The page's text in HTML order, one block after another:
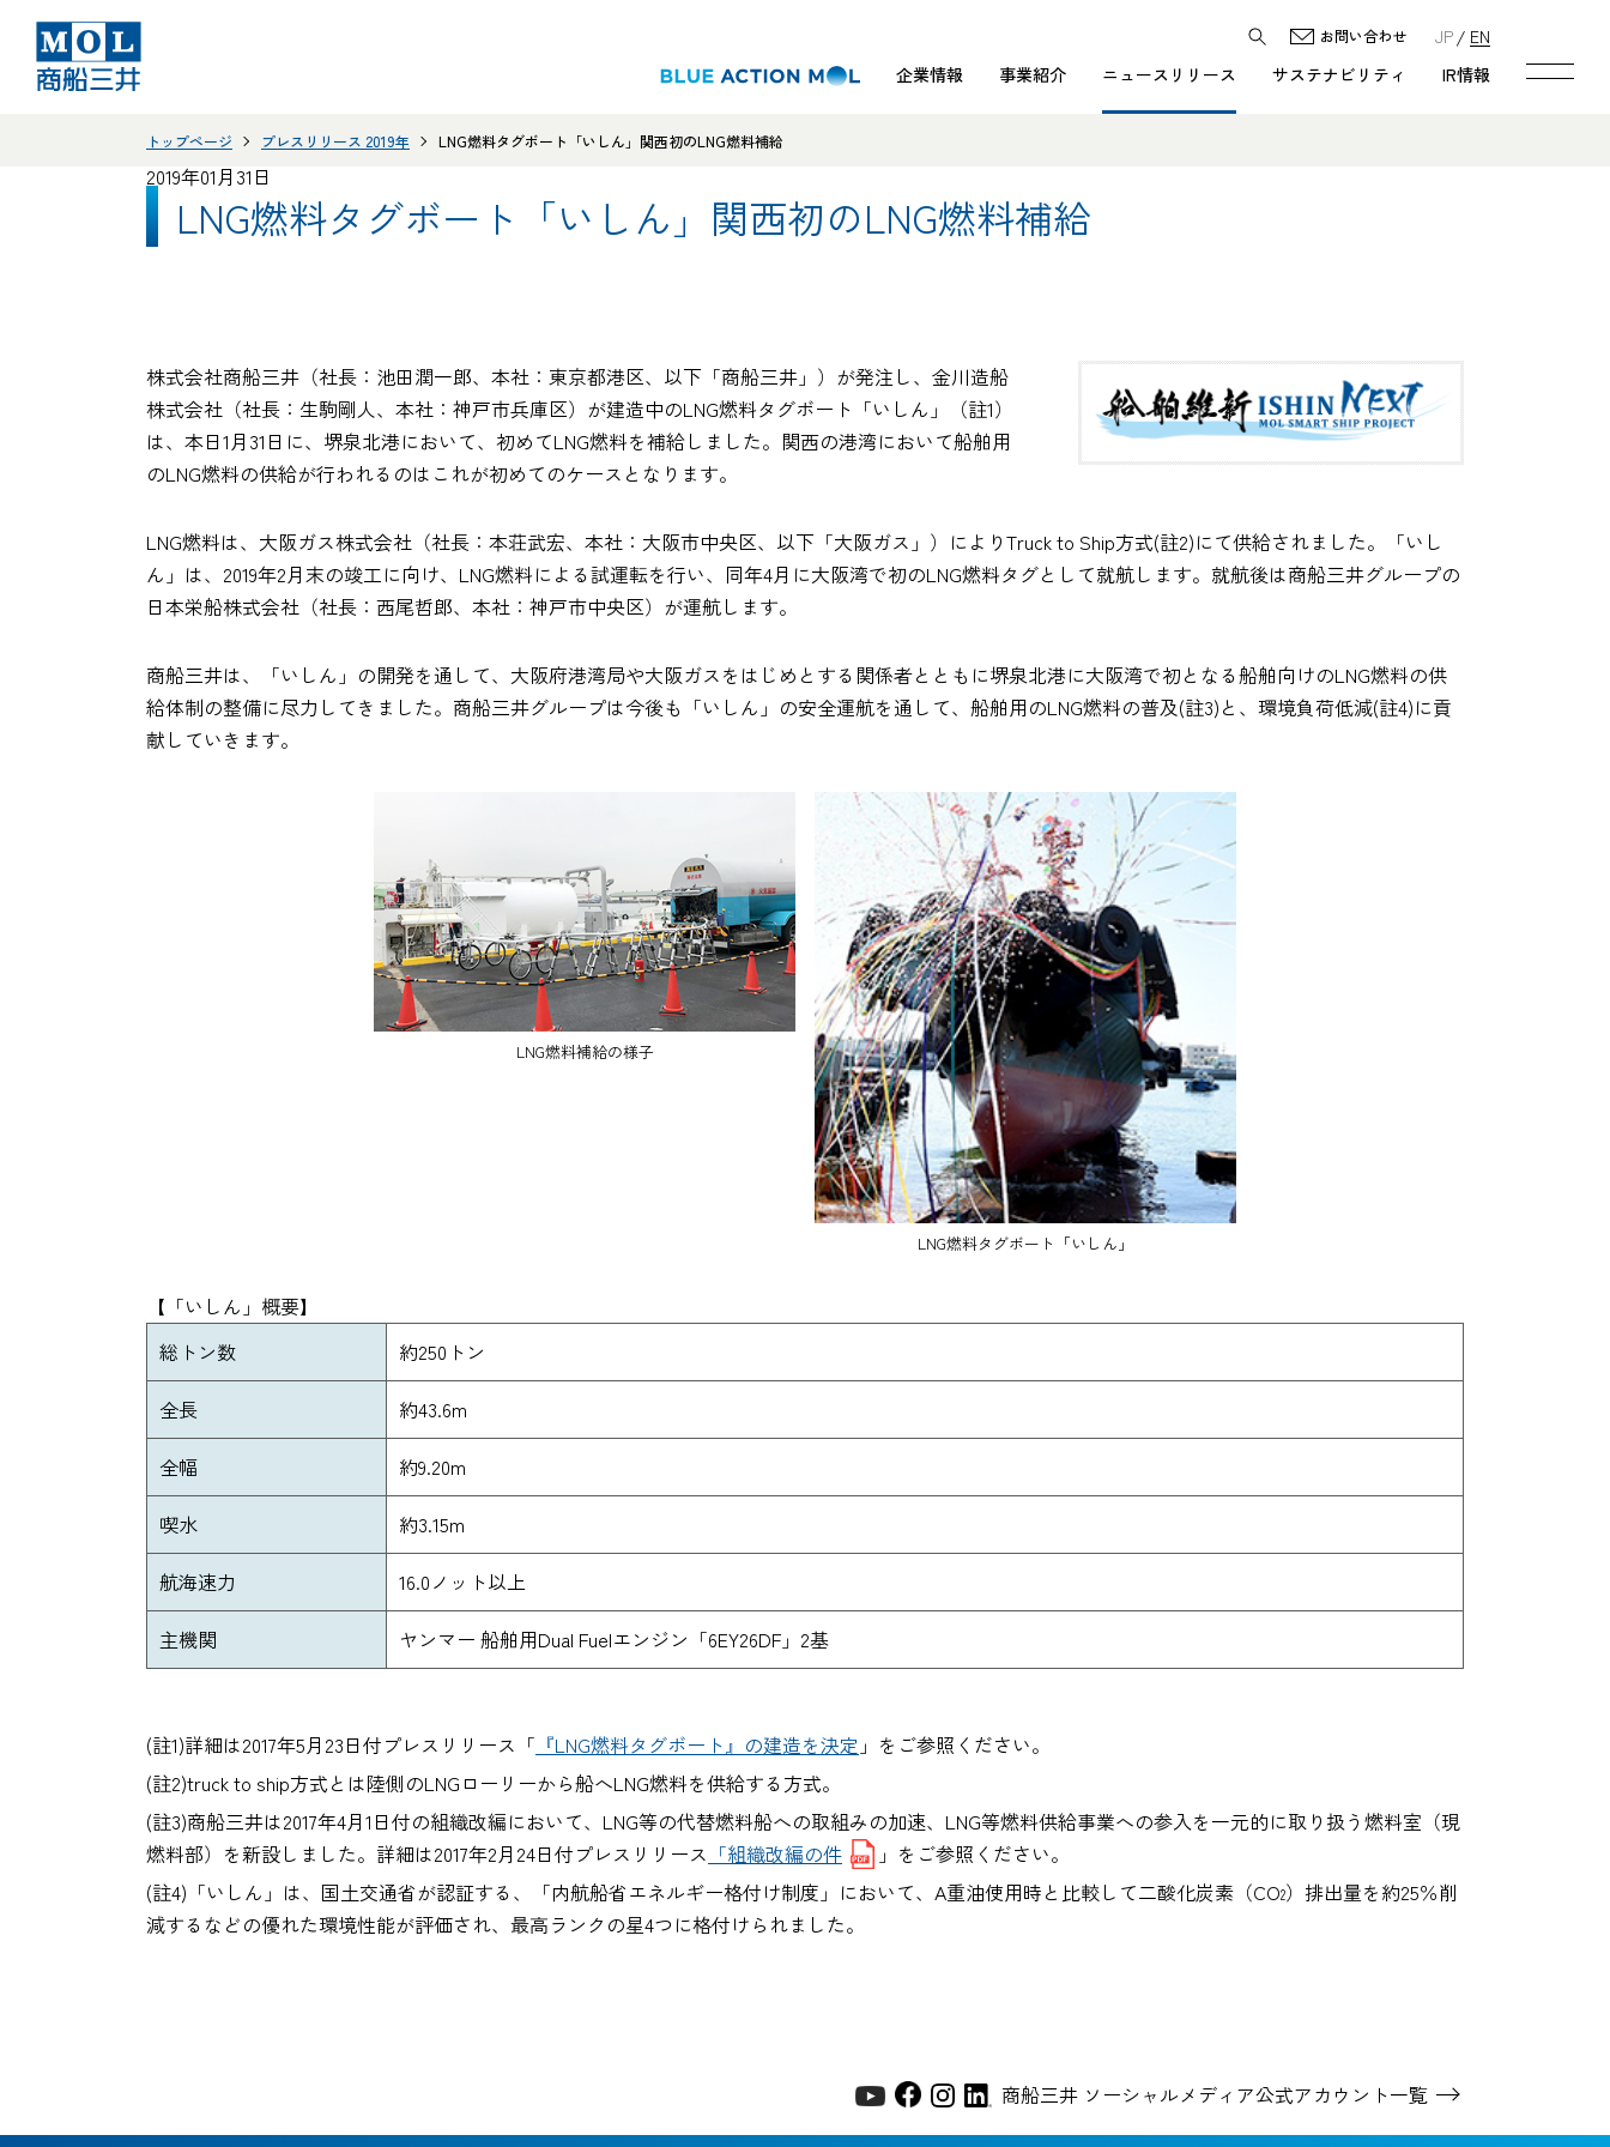
企業情報 事業紹介 ニュースリリース サステナビリティ IR情報
お問い合わせ JP EN
トップページ プレスリリース 2019年 LNG燃料タグボート「いしん」関西初のLNG燃料補給
2019年01月31日
LNG燃料タグボート「いしん」関西初のLNG燃料補給
株式会社商船三井（社長：池田潤一郎、本社：東京都港区、以下「商船三井」）が発注し、金川造船
株式会社（社長：生駒剛人、本社：神戸市兵庫区）が建造中のLNG燃料タグボート「いしん」（註1）
は、本日1月31日に、堺泉北港において、初めてLNG燃料を補給しました。関西の港湾において船舶用
のLNG燃料の供給が行われるのはこれが初めてのケースとなります。
LNG燃料は、大阪ガス株式会社（社長：本荘武宏、本社：大阪市中央区、以下「大阪ガス」）によりTruck to Ship方式(註2)にて供給されました。「いし
ん」は、2019年2月末の竣工に向け、LNG燃料による試運転を行い、同年4月に大阪湾で初のLNG燃料タグとして就航します。就航後は商船三井グループの
日本栄船株式会社（社長：西尾哲郎、本社：神戸市中央区）が運航します。
商船三井は、「いしん」の開発を通して、大阪府港湾局や大阪ガスをはじめとする関係者とともに堺泉北港に大阪湾で初となる船舶向けのLNG燃料の供
給体制の整備に尽力してきました。商船三井グループは今後も「いしん」の安全運航を通して、船舶用のLNG燃料の普及(註3)と、環境負荷低減(註4)に貢
献していきます。
LNG燃料補給の様子
LNG燃料タグボート「いしん」
【「いしん」概要】
総トン数
約250トン
全長
約43.6m
全幅
約9.20m
喫水
約3.15m
航海速力
16.0ノット以上
主機関
ヤンマー 船舶用Dual Fuelエンジン「6EY26DF」2基
(註1)詳細は2017年5月23日付プレスリリース「 『LNG燃料タグボート』の建造を決定 」をご参照ください。
(註2)truck to ship方式とは陸側のLNGローリーから船へLNG燃料を供給する方式。
(註3)商船三井は2017年4月1日付の組織改編において、LNG等の代替燃料船への取組みの加速、LNG等燃料供給事業への参入を一元的に取り扱う燃料室（現
燃料部）を新設しました。詳細は2017年2月24日付プレスリリース 「組織改編の件
」をご参照ください。
(註4)「いしん」は、国土交通省が認証する、「内航船省エネルギー格付け制度」において、A重油使用時と比較して二酸化炭素（CO2）排出量を約25％削
減するなどの優れた環境性能が評価され、最高ランクの星4つに格付けられました。
商船三井 ソーシャルメディア公式アカウント一覧